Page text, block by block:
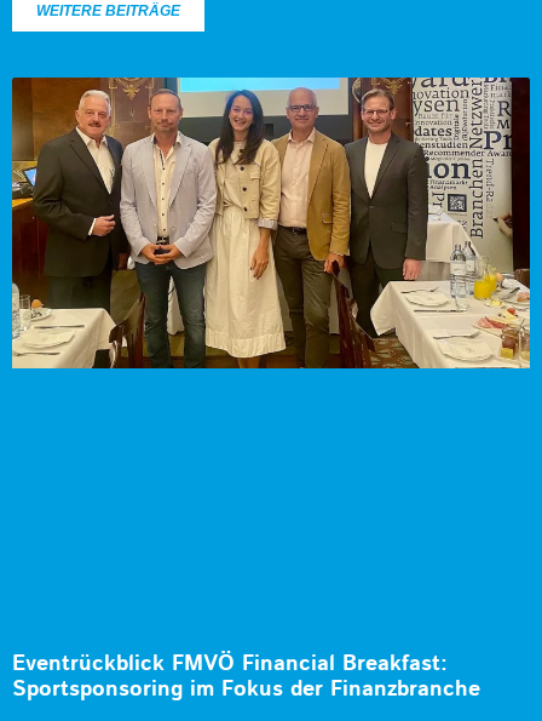
WEITERE BEITRÄGE
Eventrückblick FMVÖ Financial Breakfast:
Sportsponsoring im Fokus der Finanzbranche